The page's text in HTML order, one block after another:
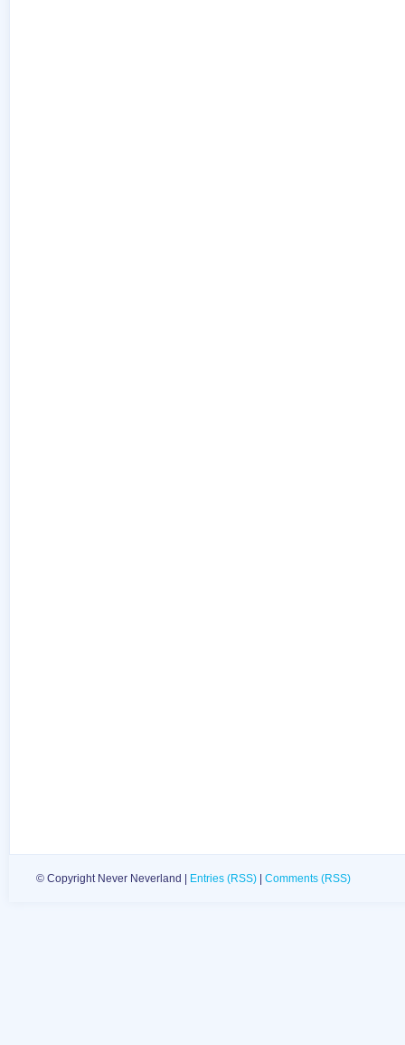
© Copyright Never Neverland | Entries (RSS) Comments (RSS)